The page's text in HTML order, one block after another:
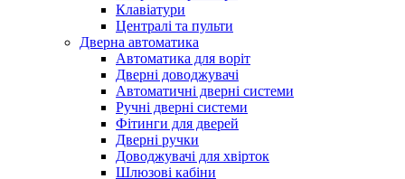
Клавіатури
Централі та пульти
Дверна автоматика
Автоматика для воріт
Дверні доводжувачі
Автоматичні дверні системи
Ручні дверні системи
Фітинги для дверей
Дверні ручки
Доводжувачі для хвірток
Шлюзові кабіни